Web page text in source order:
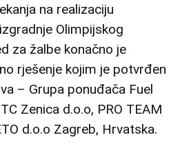
na realizaciju
Olimpijskog
za žalbe konačno je
rješenje kojim je potvrđen
– Grupa ponuđača Fuel
Zenica d.o.o, PRO TEAM
d.o.o Zagreb, Hrvatska.